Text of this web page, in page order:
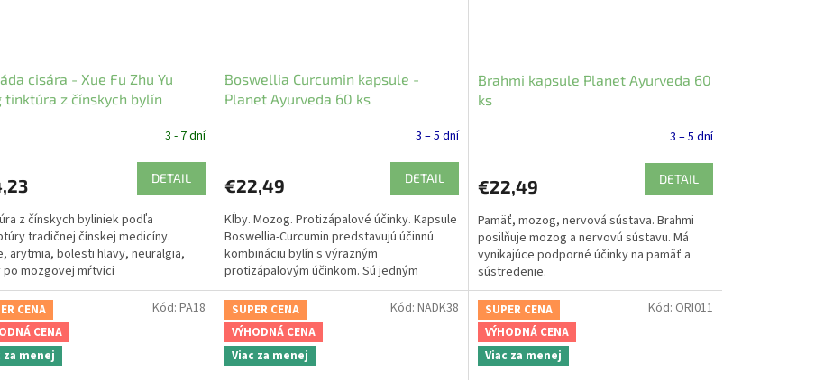
cisára - Xue Fu Zhu Yu
tinktúra z čínskych bylín
3 - 7 dní
DETAIL
z čínskych byliniek podľa
tradičnej čínskej medicíny.
arytmia, bolesti hlavy, neuralgia,
po mozgovej mŕtvici
Boswellia Curcumin kapsule -
Planet Ayurveda 60 ks
3 – 5 dní
€22,49 DETAIL
Kĺby. Mozog. Protizápalové účinky. Kapsule
Boswellia-Curcumin predstavujú účinnú
kombináciu bylín s výrazným
protizápalovým účinkom. Sú jedným
z najúčinnejších...
Brahmi kapsule Planet Ayurveda 60
ks
3 – 5 dní
€22,49 DETAIL
Pamäť, mozog, nervová sústava. Brahmi
posilňuje mozog a nervovú sústavu. Má
vynikajúce podporné účinky na pamäť a
sústredenie.
CENA
CENA
za menej
Kód: PA18
SUPER CENA
VÝHODNÁ CENA
Viac za menej
Kód: NADK38
SUPER CENA
VÝHODNÁ CENA
Viac za menej
Kód: ORI011